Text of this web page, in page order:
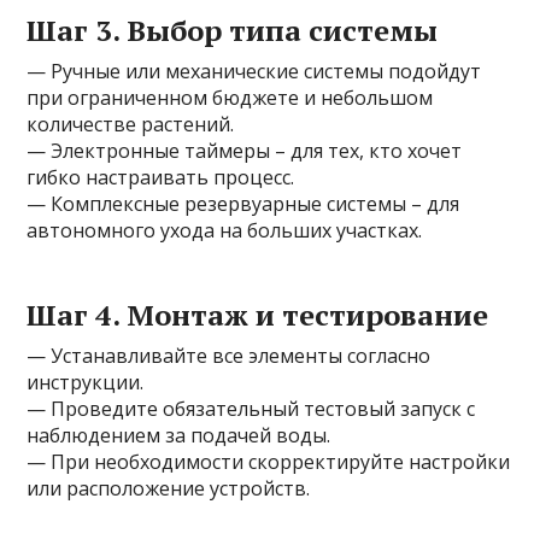
Шаг 3. Выбор типа системы
— Ручные или механические системы подойдут
при ограниченном бюджете и небольшом
количестве растений.
— Электронные таймеры – для тех, кто хочет
гибко настраивать процесс.
— Комплексные резервуарные системы – для
автономного ухода на больших участках.
Шаг 4. Монтаж и тестирование
— Устанавливайте все элементы согласно
инструкции.
— Проведите обязательный тестовый запуск с
наблюдением за подачей воды.
— При необходимости скорректируйте настройки
или расположение устройств.